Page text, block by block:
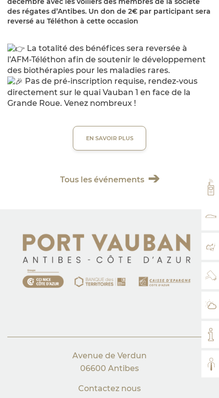
des régates d’Antibes. Un don de 2€ par participant sera
reversé au Téléthon à cette occasion
La totalité des bénéfices sera reversée à
l’AFM-Téléthon afin de soutenir le développement
des biothérapies pour les maladies rares.
Pas de pré-inscription requise, rendez-vous
directement sur le quai Vauban 1 en face de la
Grande Roue. Venez nombreux !
EN SAVOIR PLUS
Tous les événements
Avenue de Verdun
06600 Antibes
Contactez nous